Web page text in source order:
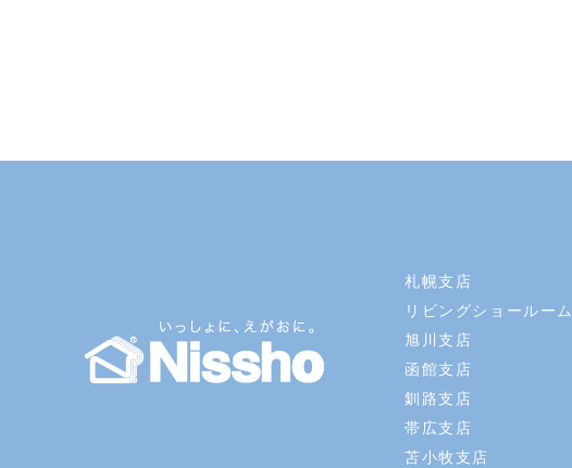
札幌支店
リビングショールーム
旭川支店
函館支店
釧路支店
帯広支店
苫小牧支店